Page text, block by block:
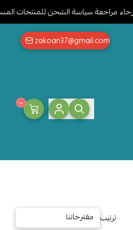
مراجعة سياسة الشحن للمنتجات
zakoan37@gmail.com
٠
ترتيب